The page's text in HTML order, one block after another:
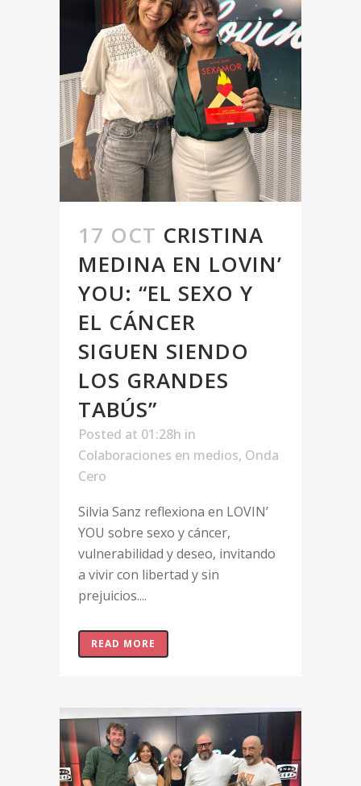
17 OCT CRISTINA
MEDINA EN LOVIN’
YOU: “EL SEXO Y
EL CÁNCER
SIGUEN SIENDO
LOS GRANDES
TABÚS”
Posted at 01:28h in
Colaboraciones en medios, Onda
Cero
Silvia Sanz reflexiona en LOVIN’
YOU sobre sexo y cáncer,
vulnerabilidad y deseo, invitando
a vivir con libertad y sin
prejuicios....
READ MORE